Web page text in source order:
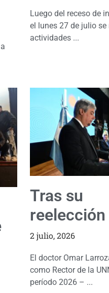
Luego del receso de
el lunes 27 de julio
actividades ...
Tras su
reelección
2 julio, 2026
El doctor Omar
como Rector de la
período 2026 – ...